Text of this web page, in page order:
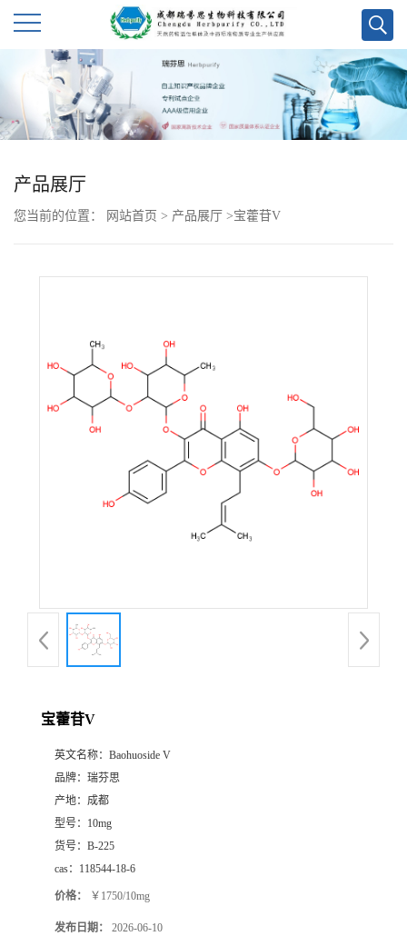
产
产品展厅
您当前的位置： 网站首页 > 产品展厅 >宝藿苷V
宝藿苷V
英文名称： Baohuoside V
品牌： 瑞芬思
产地： 成都
型号： 10mg
货号： B-225
cas： 118544-18-6
价格： ￥1750/10mg
发布日期： 2026-06-10